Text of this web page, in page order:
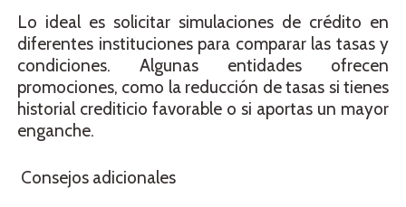
Lo ideal es solicitar simulaciones de crédito en
diferentes instituciones para comparar las tasas y
condiciones. Algunas entidades ofrecen
promociones, como la reducción de tasas si tienes
historial crediticio favorable o si aportas un mayor
enganche.
Consejos adicionales